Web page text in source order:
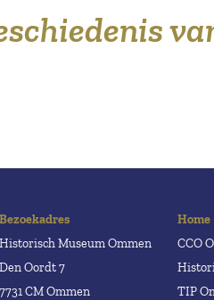
Bezoekadres
Historisch Museum Ommen
Den Oordt 7
7731 CM Ommen
Home
CCO
TIP